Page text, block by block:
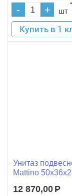
- + шт
Купить в 1
Унитаз
Mattino
12 870,00 Р